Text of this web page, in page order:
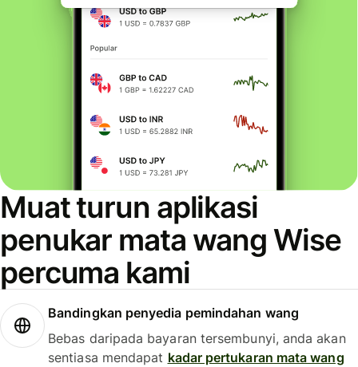
Muat turun aplikasi
penukar mata wang Wise
percuma kami
Bandingkan penyedia pemindahan wang
Bebas daripada bayaran tersembunyi, anda akan
sentiasa mendapat kadar pertukaran mata wang